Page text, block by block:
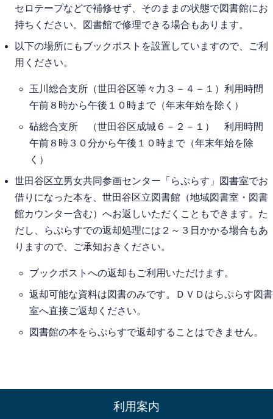
セロテープなどで補修せず、そのままの状態で図書館にお
持ちください。図書館で修理できる場合もあります。
以下の場所にもブックポストを設置していますので、ご利
用ください。
玉川総合支所（世田谷区等々力３－４－１）利用時間
午前８時から午後１０時まで（年末年始を除く）
砧総合支所 （世田谷区成城６－２－１） 利用時間
午前８時３０分から午後１０時まで（年末年始を除
く）
世田谷区立男女共同参画センター「らぷらす」図書室でお
借りになった本を、世田谷区立図書館（地域図書室・図書
館カウンター含む）へお返しいただくこともできます。た
だし、らぷらすでの返却処理には２～３日かかる場合もあ
りますので、ご承知おきください。
ブックポストへの返却もご利用いただけます。
返却可能な資料は図書のみです。ＤＶＤはらぷらす図書
室へ直接ご返却ください。
図書館の本をらぷらすで返却することはできません。
利用案内